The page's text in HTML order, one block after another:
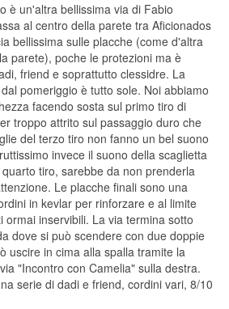
è un'altra bellissima via di Fabio
al centro della parete tra Aficionados
bellissima sulle placche (come d'altra
parete), poche le protezioni ma è
friend e soprattutto clessidre. La
pomeriggio è tutto sole. Noi abbiamo
facendo sosta sul primo tiro di
troppo attrito sul passaggio duro che
del terzo tiro non fanno un bel suono
invece il suono della scaglietta
tiro, sarebbe da non prenderla
Le placche finali sono una
in kevlar per rinforzare e al limite
ormai inservibili. La via termina sotto
dove si può scendere con due doppie
uscire in cima alla spalla tramite la
"Incontro con Camelia" sulla destra.
serie di dadi e friend, cordini vari, 8/10